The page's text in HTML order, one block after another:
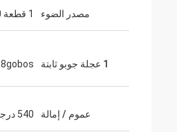
مصدر الضوء 1 قطعة 150 واط LED أبيض
1 عجلة جوبو ثابتة 8gobos زائد فارغة
عموم / إمالة 540 درجة / 270 درجة